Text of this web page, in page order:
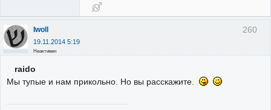
260
Iwoll
19.11.2014 5:19
Неактивен
raido
Мы тупые и нам прикольно. Но вы расскажите.